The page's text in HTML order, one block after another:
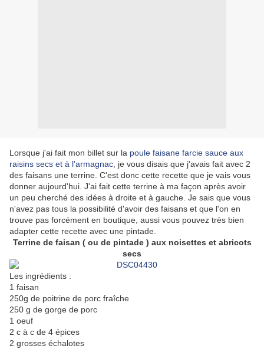
Lorsque j'ai fait mon billet sur la poule faisane farcie sauce aux
raisins secs et à l'armagnac , je vous disais que j'avais fait avec 2
des faisans une terrine. C'est donc cette recette que je vais vous
donner aujourd'hui. J'ai fait cette terrine à ma façon après avoir
un peu cherché des idées à droite et à gauche. Je sais que vous
n'avez pas tous la possibilité d'avoir des faisans et que l'on en
trouve pas forcément en boutique, aussi vous pouvez très bien
adapter cette recette avec une pintade.
Terrine de faisan ( ou de pintade ) aux noisettes et abricots
secs
Les ingrédients :
1 faisan
250g de poitrine de porc fraîche
250 g de gorge de porc
1 oeuf
2 c à c de 4 épices
2 grosses échalotes